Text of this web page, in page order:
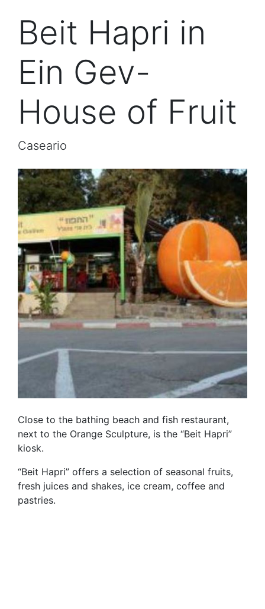
Beit Hapri in
Ein Gev-
House of Fruit
Caseario
Close to the bathing beach and fish restaurant,
next to the Orange Sculpture, is the “Beit Hapri”
kiosk.
“Beit Hapri” offers a selection of seasonal fruits,
fresh juices and shakes, ice cream, coffee and
pastries.